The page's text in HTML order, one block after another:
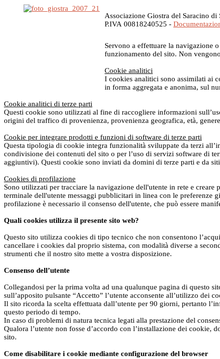
Associazione Giostra del Saracino
P.IVA 00818240525 -
Servono a effettuare la navigazione
funzionamento del sito. Non
Cookie analitici
I cookies analitici sono assimilati ai
in forma aggregata e anonima, sul
Cookie analitici di terze parti
Questi cookie sono utilizzati al fine di raccogliere informazioni
origini del traffico di provenienza, provenienza geografica, età,
Cookie per integrare prodotti e funzioni di software di terze parti
Questa tipologia di cookie integra funzionalità sviluppate da terzi
condivisione dei contenuti del sito o per l’uso di servizi software di
aggiuntivi). Questi cookie sono inviati da domini di terze parti e da
Cookies di profilazione
Sono utilizzati per tracciare la navigazione dell'utente in rete e
terminale dell'utente messaggi pubblicitari in linea con le preferenze
profilazione è necessario il consenso dell'utente, che può essere
Quali cookies utilizza il presente sito web?
Questo sito utilizza cookies di tipo tecnico che non consentono
cancellare i cookies dal proprio sistema, con modalità diverse a
strumenti che il nostro sito mette a vostra disposizione.
Consenso dell’utente
Collegandosi per la prima volta ad una qualunque pagina di questo
sull’apposito pulsante “Accetto” l’utente acconsente all’utilizzo dei
Il sito ricorda la scelta effettuata dall’utente per 90 giorni, pertanto
questo periodo di tempo.
In caso di problemi di natura tecnica legati alla prestazione del
Qualora l’utente non fosse d’accordo con l’installazione dei
sito.
Come disabilitare i cookie mediante configurazione del browser